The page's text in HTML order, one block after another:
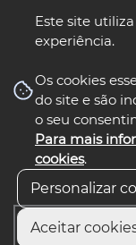
Este site
experiência.
Os cookies
do site e são
o seu
Para mais
cookies.
Personalizar
Aceitar
nos